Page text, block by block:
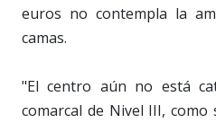
euros no contempla la
camas.
"El centro aún no está
comarcal de Nivel III,